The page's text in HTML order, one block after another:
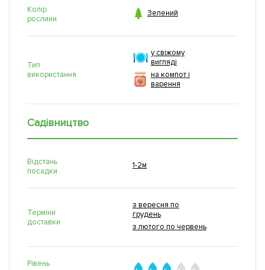
Колір
рослини
 Зелений
Тип
використання
у свіжому
вигляді
на компот і
варення
Садівництво
Відстань
посадки
1-2м
Терміни
доставки
з вересня по
грудень
з лютого по червень
Рівень